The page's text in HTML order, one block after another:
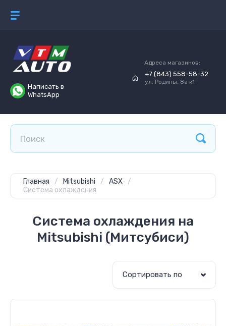
Написать в
WhatsApp
Адреса магазинов:
+7 (843) 558-58-32
ул. Родины, 8а к1
Главная / Mitsubishi / ASX
/
Система охлаждения
Система охлаждения на
Mitsubishi (Митсубиси)
Сортировать по